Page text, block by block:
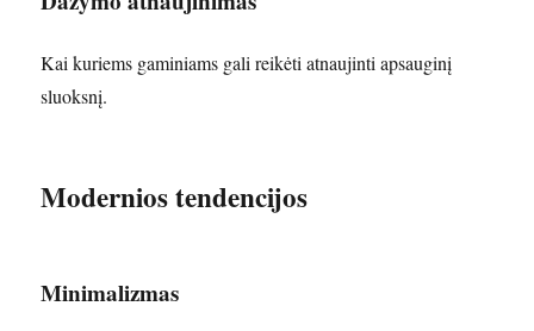
Kai kuriems gaminiams gali reikėti atnaujinti apsauginį
sluoksnį.
Modernios tendencijos
Minimalizmas